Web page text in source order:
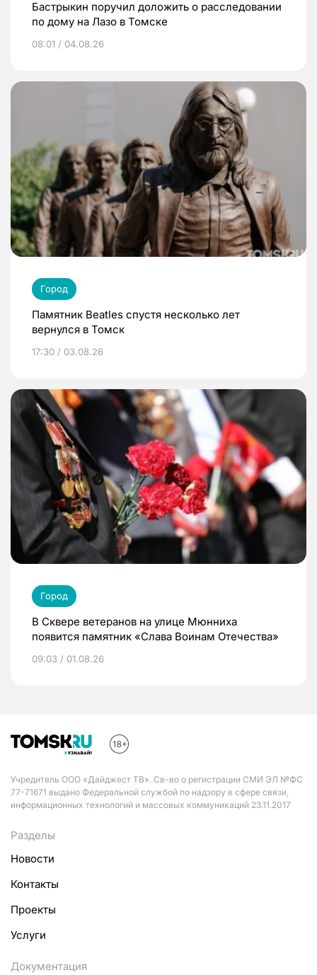
Бастрыкин поручил доложить о расследовании
по дому на Лазо в Томске
08:01 / 04.08.26
Город
Памятник Beatles спустя несколько лет
вернулся в Томск
17:30 / 03.08.26
Город
В Сквере ветеранов на улице Мюнниха
появится памятник «Слава Воинам Отечества»
09:03 / 01.08.26
Учредитель ООО «Дайджест ТВ». Св-во о регистрации СМИ ЭЛ №ФС
77-71671 выдано Федеральной службой по надзору в сфере связи,
информационных технологий и массовых коммуникаций 23.11.2017
Разделы
Новости
Контакты
Проекты
Услуги
Документация